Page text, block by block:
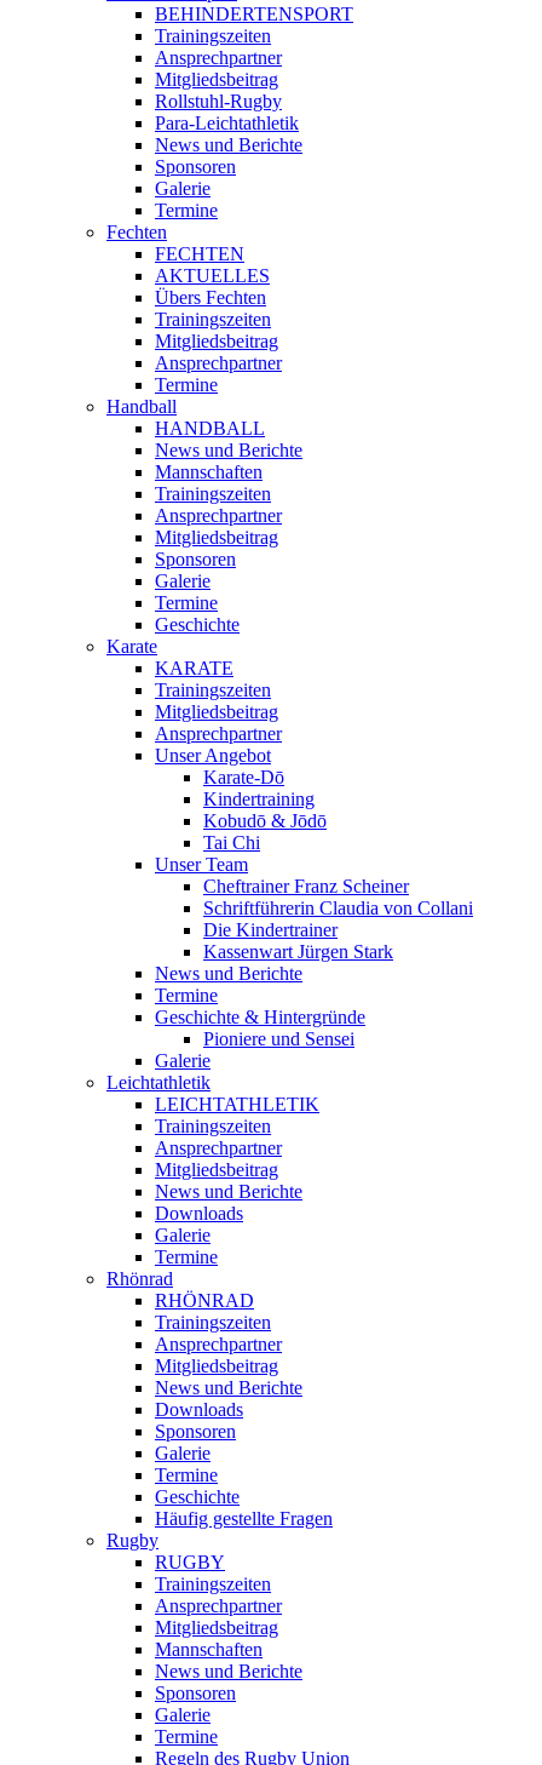
BEHINDERTENSPORT
Trainingszeiten
Ansprechpartner
Mitgliedsbeitrag
Rollstuhl-Rugby
Para-Leichtathletik
News und Berichte
Sponsoren
Galerie
Termine
Fechten
FECHTEN
AKTUELLES
Übers Fechten
Trainingszeiten
Mitgliedsbeitrag
Ansprechpartner
Termine
Handball
HANDBALL
News und Berichte
Mannschaften
Trainingszeiten
Ansprechpartner
Mitgliedsbeitrag
Sponsoren
Galerie
Termine
Geschichte
Karate
KARATE
Trainingszeiten
Mitgliedsbeitrag
Ansprechpartner
Unser Angebot
Karate-Dō
Kindertraining
Kobudō & Jōdō
Tai Chi
Unser Team
Cheftrainer Franz Scheiner
Schriftführerin Claudia von Collani
Die Kindertrainer
Kassenwart Jürgen Stark
News und Berichte
Termine
Geschichte & Hintergründe
Pioniere und Sensei
Galerie
Leichtathletik
LEICHTATHLETIK
Trainingszeiten
Ansprechpartner
Mitgliedsbeitrag
News und Berichte
Downloads
Galerie
Termine
Rhönrad
RHÖNRAD
Trainingszeiten
Ansprechpartner
Mitgliedsbeitrag
News und Berichte
Downloads
Sponsoren
Galerie
Termine
Geschichte
Häufig gestellte Fragen
Rugby
RUGBY
Trainingszeiten
Ansprechpartner
Mitgliedsbeitrag
Mannschaften
News und Berichte
Sponsoren
Galerie
Termine
Regeln des Rugby Union